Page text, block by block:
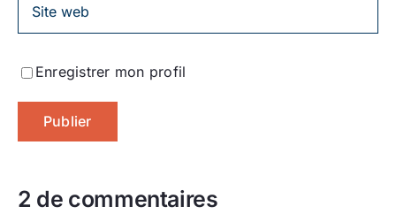
2 de commentaires
Enregistrer mon profil